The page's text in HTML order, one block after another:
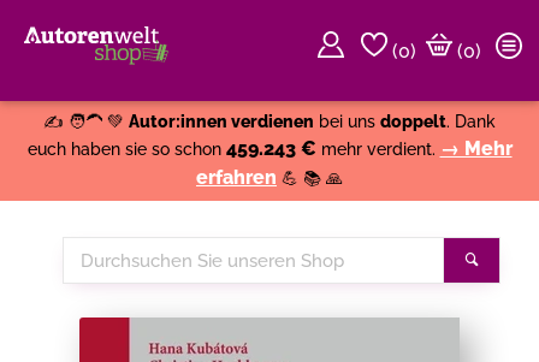
(0)
(0)
✍️ 🧑‍🦱 💚 Autor:innen verdienen bei uns doppelt. Dank
euch haben sie so schon 459.243 € mehr verdient. → Mehr
erfahren 💪 📚 🙏
Durchsuchen
Sie